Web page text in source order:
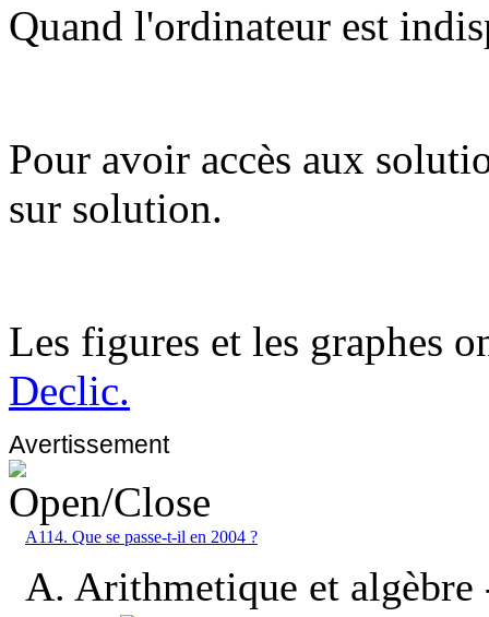
Quand l'ordinateur est
Pour avoir accès aux
sur solution.
Les figures et les graphes
Declic.
Avertissement
A114. Que se passe-t-il en 2004 ?
A. Arithmetique et